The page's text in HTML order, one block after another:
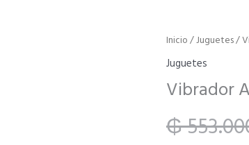
Inicio/Juguetes/
Juguetes
Vibrador
₲
Vibrador
Avery
Lilac
-
cantidad